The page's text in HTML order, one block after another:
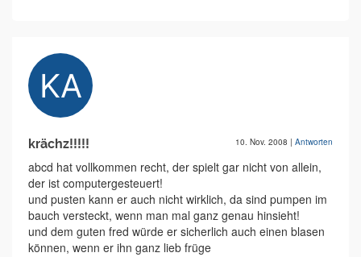
krächz!!!!! 10. Nov. 2008 | Antworten
abcd hat vollkommen recht, der spielt gar nicht von allein,
der ist computergesteuert!
und pusten kann er auch nicht wirklich, da sind pumpen im
bauch versteckt, wenn man mal ganz genau hinsieht!
und dem guten fred würde er sicherlich auch einen blasen
können, wenn er ihn ganz lieb früge